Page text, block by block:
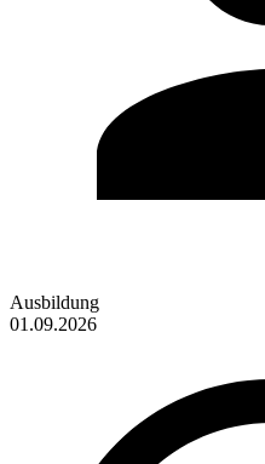
Ausbildung
01.09.2026